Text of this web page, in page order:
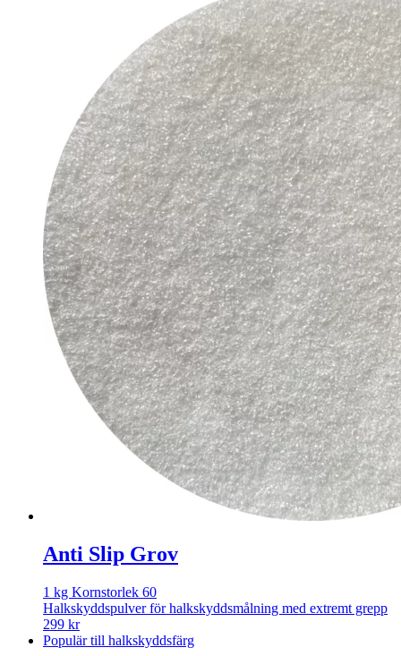
through
1
254 kr
Anti Slip Grov
1 kg Kornstorlek 60
Halkskyddspulver för halkskyddsmålning med extremt grepp
299 kr
Populär till halkskyddsfärg